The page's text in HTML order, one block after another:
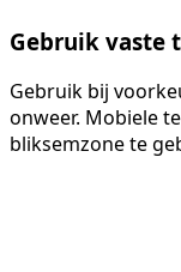
Gebruik vaste
Gebruik bij
onweer. Mobiele
bliksemzone te